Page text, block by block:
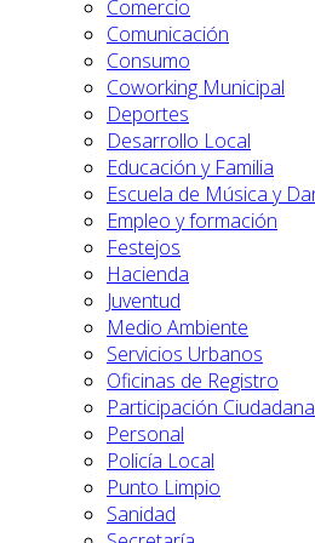
Comercio
Comunicación
Consumo
Coworking Municipal
Deportes
Desarrollo Local
Educación y Familia
Escuela de Música y
Empleo y formación
Festejos
Hacienda
Juventud
Medio Ambiente
Servicios Urbanos
Oficinas de Registro
Participación Ciudadana
Personal
Policía Local
Punto Limpio
Sanidad